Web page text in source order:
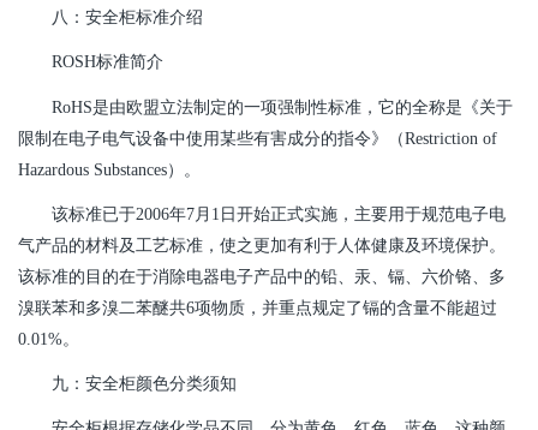
八：安全柜标准介绍
ROSH标准简介
RoHS是由欧盟立法制定的一项强制性标准，它的全称是《关于
限制在电子电气设备中使用某些有害成分的指令》（Restriction of
Hazardous Substances）。
该标准已于2006年7月1日开始正式实施，主要用于规范电子电
气产品的材料及工艺标准，使之更加有利于人体健康及环境保护。
该标准的目的在于消除电器电子产品中的铅、汞、镉、六价铬、多
溴联苯和多溴二苯醚共6项物质，并重点规定了镉的含量不能超过
0.01%。
九：安全柜颜色分类须知